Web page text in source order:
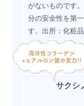
がないものです
分の安全性を第
す。出所：化粧
サクシ